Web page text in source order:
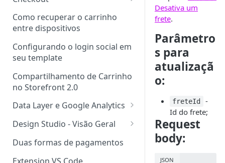
Imagens no Storefront Wake
Implementação de Dados
Estruturados de Produto
Heading Tag <h1>
Outros Heading Tags
Tag <title>
Tag Canonical no Storefront
Wake
Checkout Storefront
Novos Tipos de Páginas
Componentes Fechados
Como recuperar o carrinho
entre dispositivos
Configurando o login social em
seu template
Compartilhamento de Carrinho
no Storefront 2.0
Data Layer e Google Analytics
Implementando o Data Layer
Design Studio - Visão Geral
Design Studio Local
Layout exclusivo por URL
Duas formas de pagamentos
Desativa um
frete.
Parâmetro
s para
atualizaçã
o:
freteId
-
Id do frete;
Request
body:
JSON